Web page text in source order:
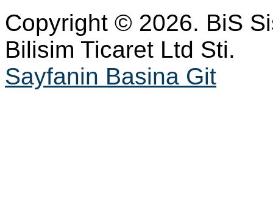
Copyright © 2026. BiS
Bilisim Ticaret Ltd Sti.
Sayfanin Basina Git